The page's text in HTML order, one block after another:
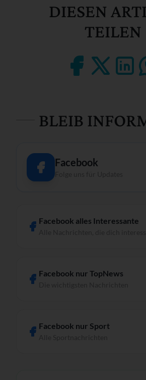
DIESEN
TEILEN
BLEIB
Facebook
Facebook alles Interessante
Facebook nur TopNews
Facebook nur Sport